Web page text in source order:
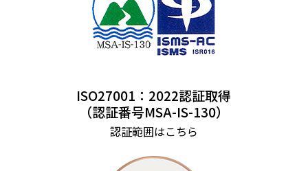
ISO27001：2022認証取得
（認証番号MSA-IS-130）
認証範囲はこちら